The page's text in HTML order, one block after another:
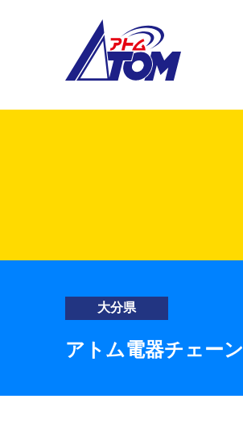
大分県
アトム電器チェーン